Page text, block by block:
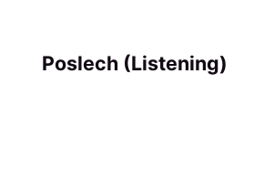
Poslech (Listening)